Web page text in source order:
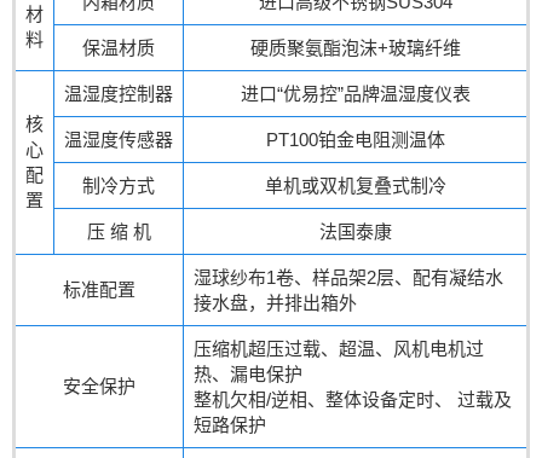
材
料
保温材质 硬质聚氨酯泡沫+玻璃纤维
核
心
配
置
温湿度控制器 进口“优易控”品牌温湿度仪表
温湿度传感器 PT100铂金电阻测温体
制冷方式 单机或双机复叠式制冷
压 缩 机 法国泰康
标准配置
湿球纱布1卷、样品架2层、配有凝结水
接水盘，并排出箱外
安全保护
压缩机超压过载、超温、风机电机过
热、漏电保护
整机欠相/逆相、整体设备定时、 过载及
短路保护